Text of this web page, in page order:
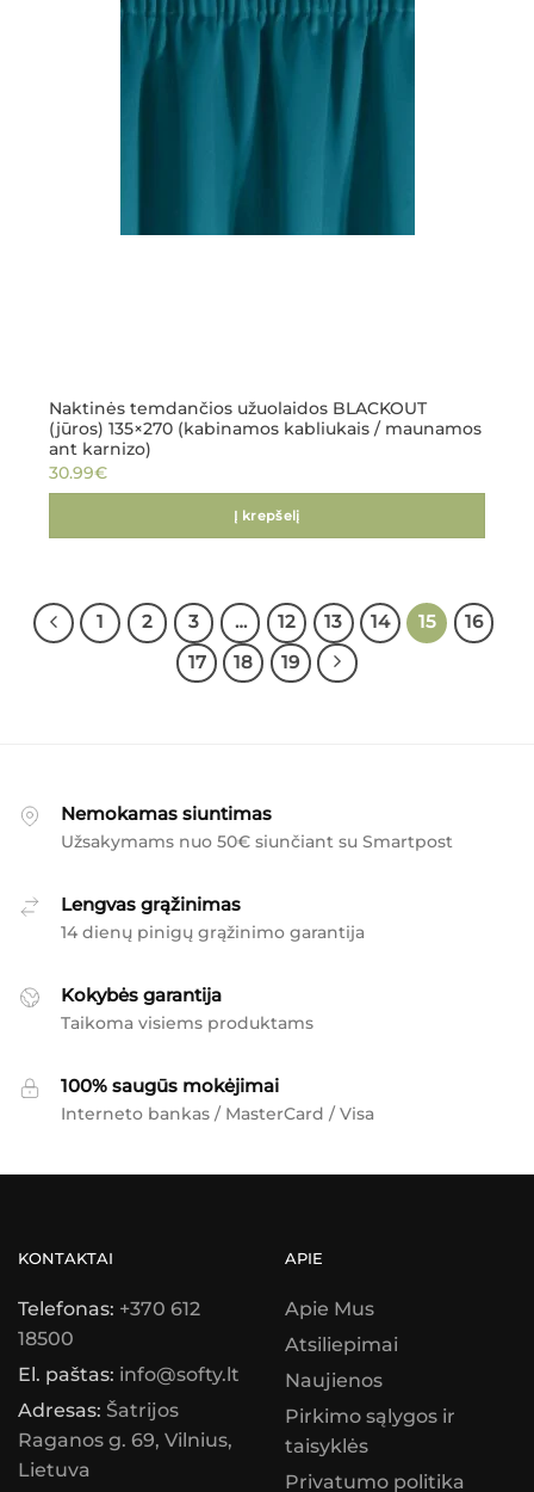
Naktinės temdančios užuolaidos BLACKOUT
(jūros) 135×270 (kabinamos kabliukais / maunamos
ant karnizo)
30.99€
Į krepšelį
1 2 3 … 12 13 14 15
16
17
18 19
Nemokamas siuntimas
Užsakymams nuo 50€ siunčiant su Smartpost
Lengvas grąžinimas
14 dienų pinigų grąžinimo garantija
Kokybės garantija
Taikoma visiems produktams
100% saugūs mokėjimai
Interneto bankas / MasterCard / Visa
KONTAKTAI
Telefonas: +370 612
18500
El. paštas: info@softy.lt
Adresas: Šatrijos
Raganos g. 69, Vilnius,
Lietuva
APIE
Apie Mus
Atsiliepimai
Naujienos
Pirkimo sąlygos ir
taisyklės
Privatumo politika